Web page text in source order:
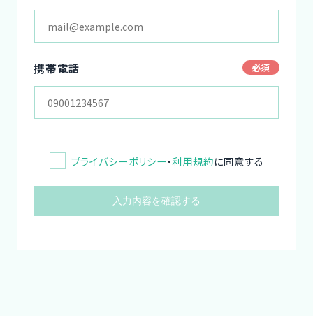
携帯電話
プライバシーポリシー・利用規約に同意する
入力内容を確認する